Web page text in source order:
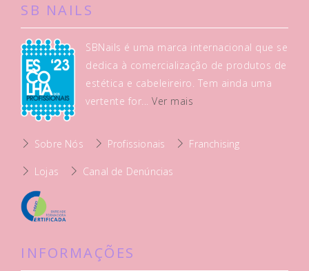
SB NAILS
SBNails é uma marca internacional que se
dedica à comercialização de produtos de
estética e cabeleireiro. Tem ainda uma
vertente for...Ver mais
Sobre Nós Profissionais Franchising
Lojas Canal de Denúncias
INFORMAÇÕES